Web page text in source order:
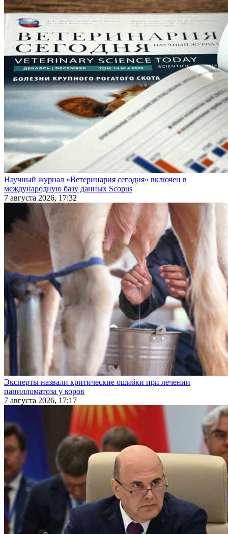
Научный журнал «Ветеринария сегодня» включен в
международную базу данных Scopus
7 августа 2026, 17:32
Эксперты назвали критические ошибки при лечении
папилломатоза у коров
7 августа 2026, 17:17